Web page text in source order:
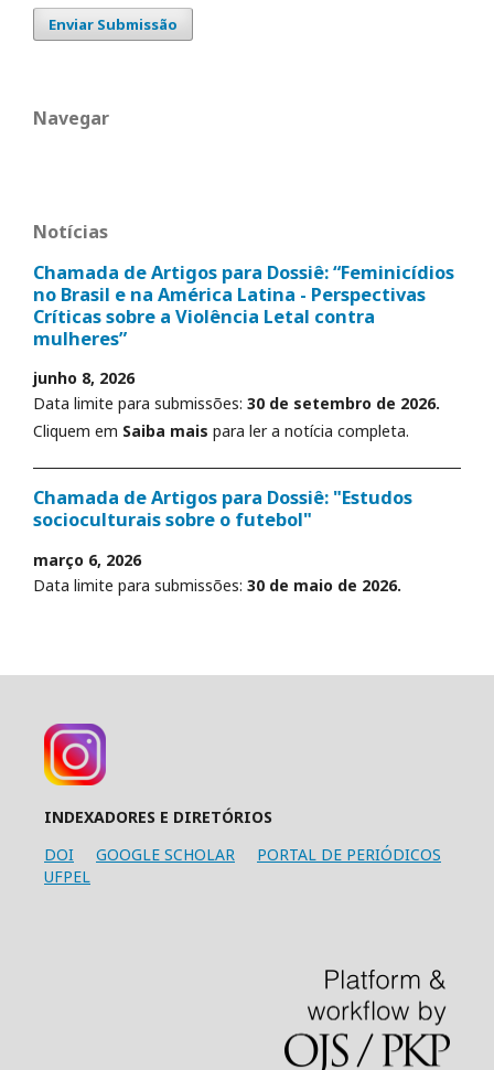
Enviar Submissão
Navegar
Notícias
Chamada de Artigos para Dossiê: “Feminicídios
no Brasil e na América Latina - Perspectivas
Críticas sobre a Violência Letal contra
mulheres”
junho 8, 2026
Data limite para submissões: 30 de setembro de 2026.
Cliquem em Saiba mais para ler a notícia completa.
Chamada de Artigos para Dossiê: "Estudos
socioculturais sobre o futebol"
março 6, 2026
Data limite para submissões: 30 de maio de 2026.
INDEXADORES E DIRETÓRIOS
DOI
GOOGLE SCHOLAR
PORTAL DE PERIÓDICOS
UFPEL